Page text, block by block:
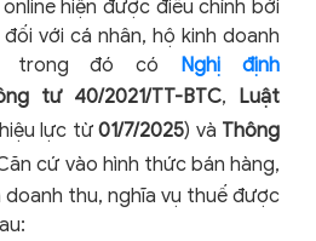
hiện được điều chỉnh bởi
với cá nhân, hộ kinh doanh
trong đó có Nghị định
tư 40/2021/TT-BTC, Luật
lực từ01/7/2025) và Thông
cứ vào hình thức bán hàng,
thu, nghĩa vụ thuế được